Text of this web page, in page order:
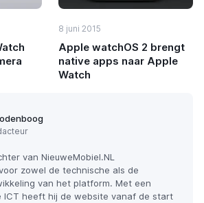
8 juni 2015
Apple watchOS 2 brengt
native apps naar Apple
Watch
van NieuweMobiel.NL
zowel de technische als de
van het platform. Met een
ICT heeft hij de website vanaf de start